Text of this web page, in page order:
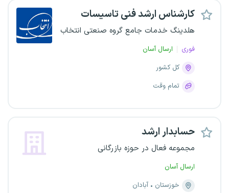
کارشناس ارشد فنی تاسیسات
هلدینگ خدمات جامع گروه صنعتی انتخاب
فوری
ارسال آسان
کل کشور
تمام وقت
حسابدار ارشد
مجموعه فعال در حوزه بازرگانی
ارسال آسان
خوزستان
آبادان